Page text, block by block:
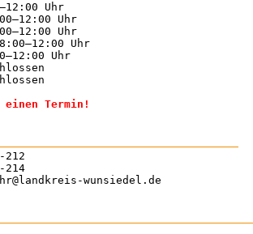
Uhr
Uhr
Uhr
Uhr
Uhr
Termin!
212
214
wunsiedel.de